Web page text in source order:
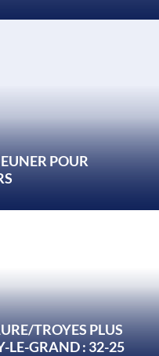
POUR
TROYES PLUS
LE-GRAND : 32-25